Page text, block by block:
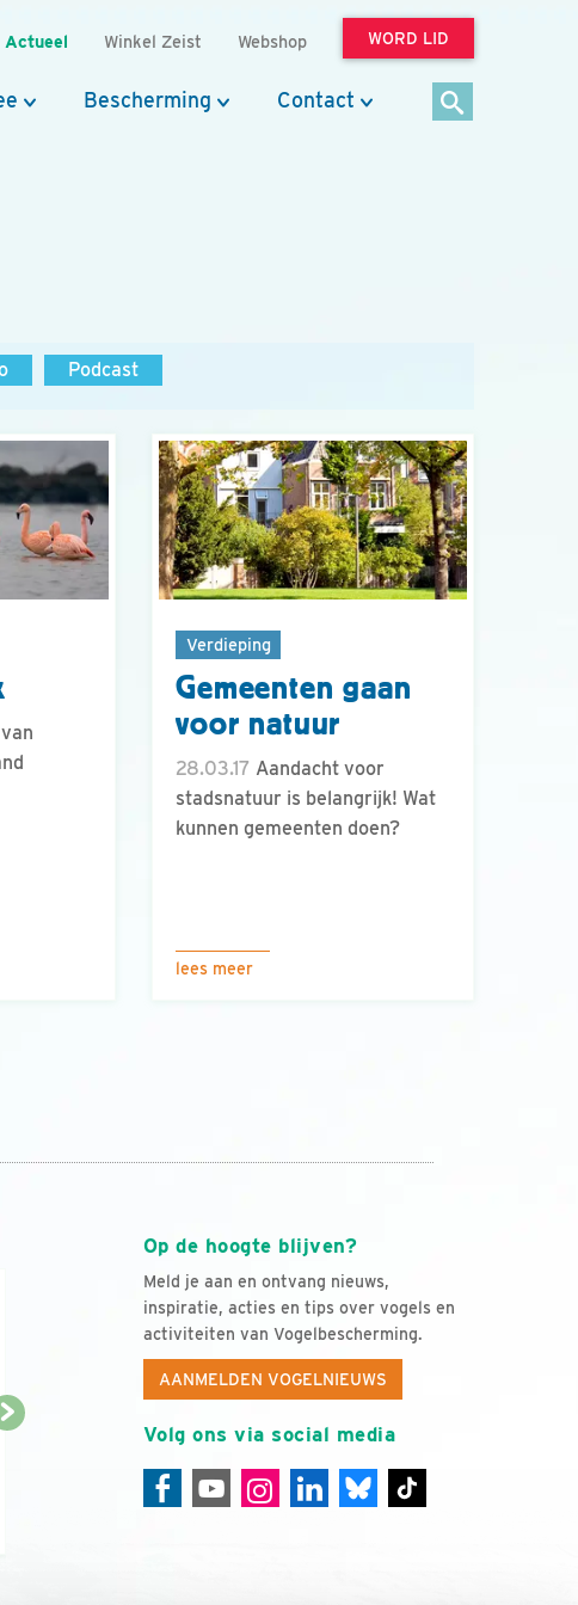
Actueel Winkel Zeist Webshop WORD LID
Bescherming Contact
Podcast
Verdieping
Gemeenten gaan
voor natuur
28.03.17 Aandacht voor
stadsnatuur is belangrijk! Wat
kunnen gemeenten doen?
lees meer
Op de hoogte blijven?
Meld je aan en ontvang nieuws,
inspiratie, acties en tips over vogels en
activiteiten van Vogelbescherming.
AANMELDEN VOGELNIEUWS
Volg ons via social media